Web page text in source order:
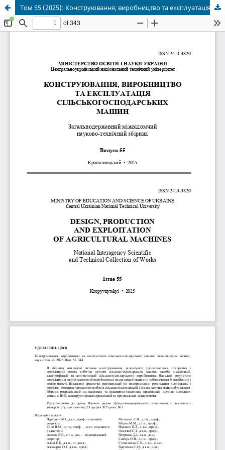
Том 55 (2025): Конструювання, виробництво та експлуатація сільськогосподарської техніки